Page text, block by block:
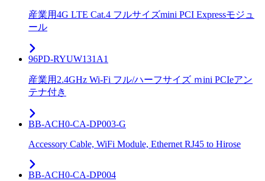
産業用4G LTE Cat.4 フルサイズmini PCI Expressモジュ
ール
96PD-RYUW131A1
産業用2.4GHz Wi-Fi フル/ハーフサイズ ｍini PCIeアン
テナ付き
BB-ACH0-CA-DP003-G
Accessory Cable, WiFi Module, Ethernet RJ45 to Hirose
BB-ACH0-CA-DP004